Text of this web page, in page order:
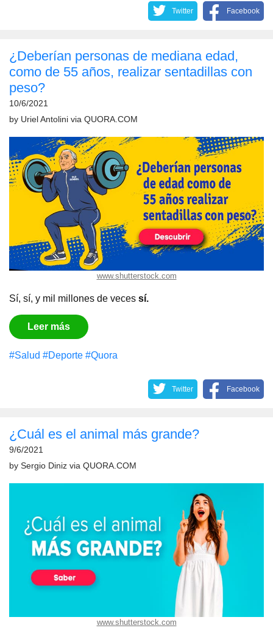
Twitter Facebook
¿Deberían personas de mediana edad,
como de 55 años, realizar sentadillas con
peso?
10/6/2021
by Uriel Antolini via QUORA.COM
www.shutterstock.com
Sí, sí, y mil millones de veces sí.
Leer más
#Salud #Deporte #Quora
Twitter Facebook
¿Cuál es el animal más grande?
9/6/2021
by Sergio Diniz via QUORA.COM
www.shutterstock.com